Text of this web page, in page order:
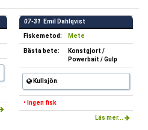
07-31 Emil Dahlqvist
Fiskemetod: Mete
Bästa bete:
Konstgjort /
Powerbait / Gulp
Kullsjön
• Ingen fisk
Läs mer...